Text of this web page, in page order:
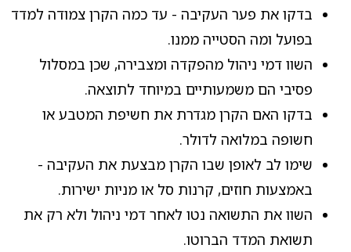
בדקו את פער העקיבה - עד כמה הקרן צמודה למדד
בפועל ומה הסטייה ממנו.
השוו דמי ניהול מהפקדה ומצבירה, שכן במסלול
פסיבי הם משמעותיים במיוחד לתוצאה.
בדקו האם הקרן מגדרת את חשיפת המטבע או
חשופה במלואה לדולר.
שימו לב לאופן שבו הקרן מבצעת את העקיבה -
באמצעות חוזים, קרנות סל או מניות ישירות.
השוו את התשואה נטו לאחר דמי ניהול ולא רק את
תשואת המדד הברוטו.